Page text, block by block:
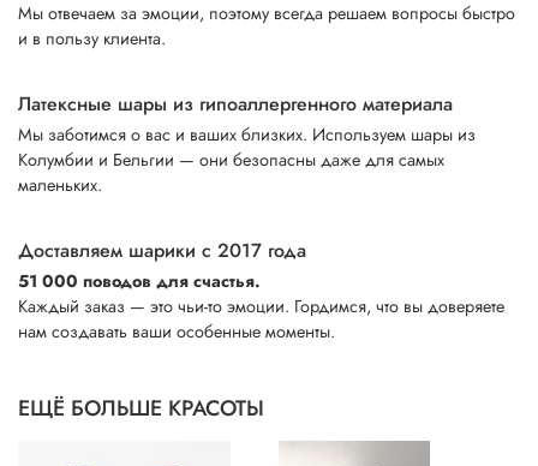
Мы отвечаем за эмоции, поэтому всегда решаем вопросы быстро
и в пользу клиента.
Латексные шары из гипоаллергенного материала
Мы заботимся о вас и ваших близких. Используем шары из
Колумбии и Бельгии — они безопасны даже для самых
маленьких.
Доставляем шарики с 2017 года
51 000 поводов для счастья.
Каждый заказ — это чьи-то эмоции. Гордимся, что вы доверяете
нам создавать ваши особенные моменты.
ЕЩЁ БОЛЬШЕ КРАСОТЫ